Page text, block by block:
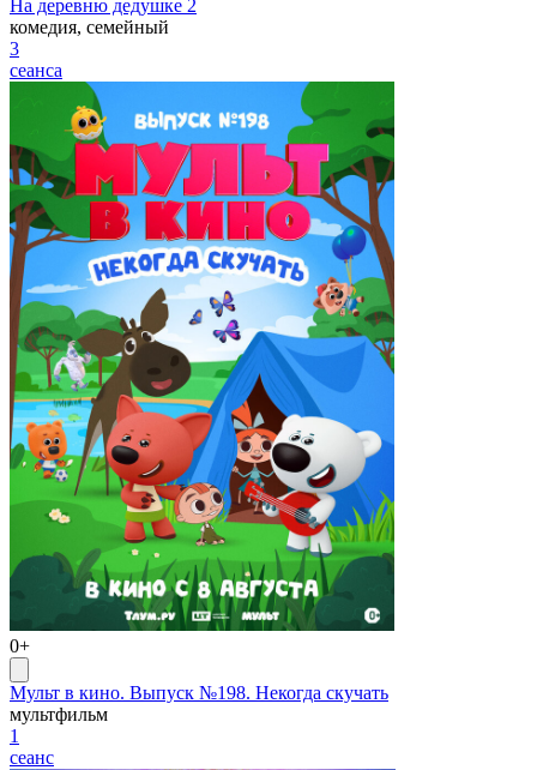
На деревню дедушке 2
комедия, семейный
3
сеанса
0+
Мульт в кино. Выпуск №198. Некогда скучать
мультфильм
1
сеанс